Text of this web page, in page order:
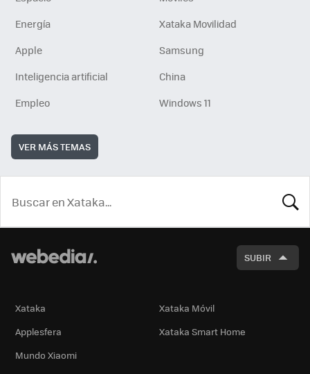
Energía
Xataka Movilidad
Apple
Samsung
Inteligencia artificial
China
Empleo
Windows 11
VER MÁS TEMAS
SUBIR
Xataka
Xataka Móvil
Applesfera
Xataka Smart Home
Mundo Xiaomi